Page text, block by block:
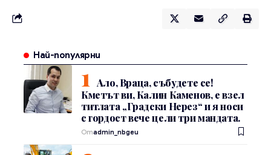
Най-популярни
Ало, Враца, събудете се!
Кметът ви, Калин Каменов, е взел
титлата „Градски Нерез“ и я носи
с гордост вече цели три мандата.
Отadmin_nbgeu